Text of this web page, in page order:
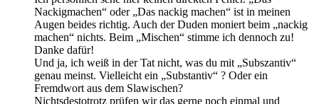
Nackigmachen“ oder „Das nackig machen“ ist in meinen
Augen beides richtig. Auch der Duden moniert beim „nackig
machen“ nichts. Beim „Mischen“ stimme ich dennoch zu!
Danke dafür!
Und ja, ich weiß in der Tat nicht, was du mit „Subszantiv“
genau meinst. Vielleicht ein „Substantiv“ ? Oder ein
Fremdwort aus dem Slawischen?
Nichtsdestotrotz prüfen wir das gerne noch einmal und